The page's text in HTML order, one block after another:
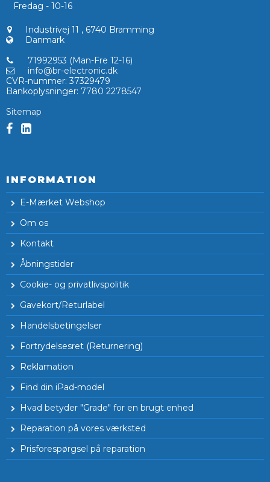
Fredag - 10-16
Industrivej 11 , 6740 Bramming
Danmark
71992953 (Man-Fre 12-16)
info@br-electronic.dk
CVR-nummer: 37329479
Bankoplysninger: 7780 2278547
Sitemap
INFORMATION
E-Mærket Webshop
Om os
Kontakt
Åbningstider
Cookie- og privatlivspolitik
Gavekort/Returlabel
Handelsbetingelser
Fortrydelsesret (Returnering)
Reklamation
Find din iPad-model
Hvad betyder "Grade" for en brugt enhed
Reparation på vores værksted
Prisforespørgsel på reparation